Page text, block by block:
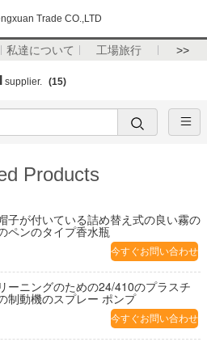
Trade CO.,LTD
私達について 工場旅行 >>
supplier. (15)
Products
子が付いている詰め替え式の良い霧の
ペンのタイプ香水瓶
今すぐお問い合わせ
ーニングのための24/410のプラスチ
制動機のスプレー ポンプ
今すぐお問い合わせ